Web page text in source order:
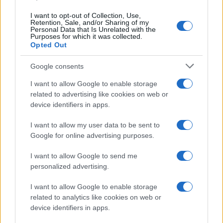
I want to opt-out of Collection, Use,
Retention, Sale, and/or Sharing of my
Personal Data that Is Unrelated with the
Purposes for which it was collected.
Opted Out
Google consents
I want to allow Google to enable storage
related to advertising like cookies on web or
device identifiers in apps.
I want to allow my user data to be sent to
Google for online advertising purposes.
I want to allow Google to send me
personalized advertising.
I want to allow Google to enable storage
related to analytics like cookies on web or
device identifiers in apps.